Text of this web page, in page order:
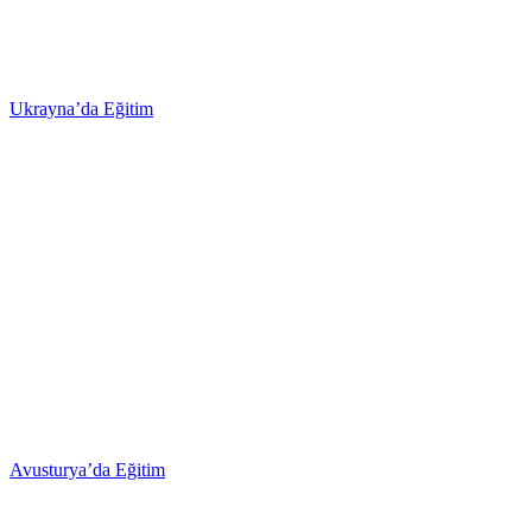
Ukrayna’da Eğitim
Avusturya’da Eğitim